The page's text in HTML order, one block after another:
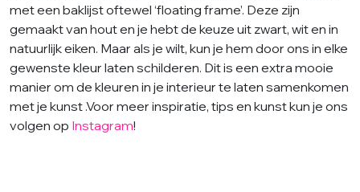
met een baklijst oftewel ‘floating frame’. Deze zijn
gemaakt van hout en je hebt de keuze uit zwart, wit en in
natuurlijk eiken. Maar als je wilt, kun je hem door ons in elke
gewenste kleur laten schilderen. Dit is een extra mooie
manier om de kleuren in je interieur te laten samenkomen
met je kunst .Voor meer inspiratie, tips en kunst kun je ons
volgen op Instagram!